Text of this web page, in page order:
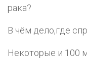
рака?
В чём дело,где
Некоторые и 100